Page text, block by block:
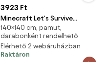
3923 Ft
Minecraft Let's Survive
fürdőlepedő, strand törölköző
70x140cm
140×140 cm, pamut,
darabonként rendelhető
Elérhető 2 webáruházban
Raktáron